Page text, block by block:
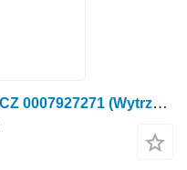
Claas Lexion 560 WYTRZĄSACZ 0007927271 (Wytrząsacze) trillador de paja para Claas Lexion 560 cosechadora de cereales